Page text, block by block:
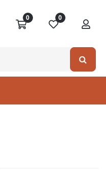
0 0